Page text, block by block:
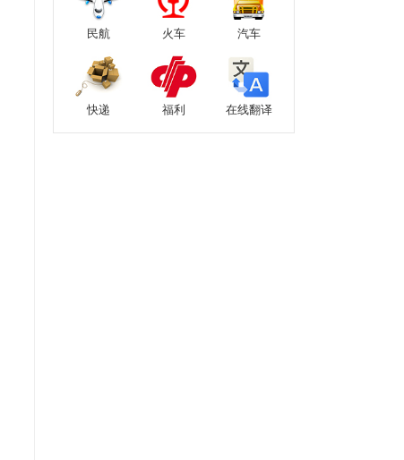
民航 火车 汽车
快递 福利 在线翻译